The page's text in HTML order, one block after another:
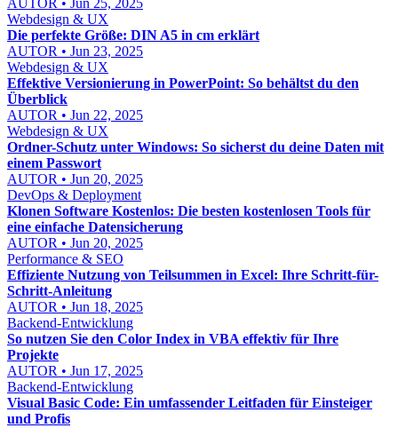
AUTOR • Jun 25, 2025
Webdesign & UX
Die perfekte Größe: DIN A5 in cm erklärt
AUTOR • Jun 23, 2025
Webdesign & UX
Effektive Versionierung in PowerPoint: So behältst du den
Überblick
AUTOR • Jun 22, 2025
Webdesign & UX
Ordner-Schutz unter Windows: So sicherst du deine Daten mit
einem Passwort
AUTOR • Jun 20, 2025
DevOps & Deployment
Klonen Software Kostenlos: Die besten kostenlosen Tools für
eine einfache Datensicherung
AUTOR • Jun 20, 2025
Performance & SEO
Effiziente Nutzung von Teilsummen in Excel: Ihre Schritt-für-
Schritt-Anleitung
AUTOR • Jun 18, 2025
Backend-Entwicklung
So nutzen Sie den Color Index in VBA effektiv für Ihre
Projekte
AUTOR • Jun 17, 2025
Backend-Entwicklung
Visual Basic Code: Ein umfassender Leitfaden für Einsteiger
und Profis